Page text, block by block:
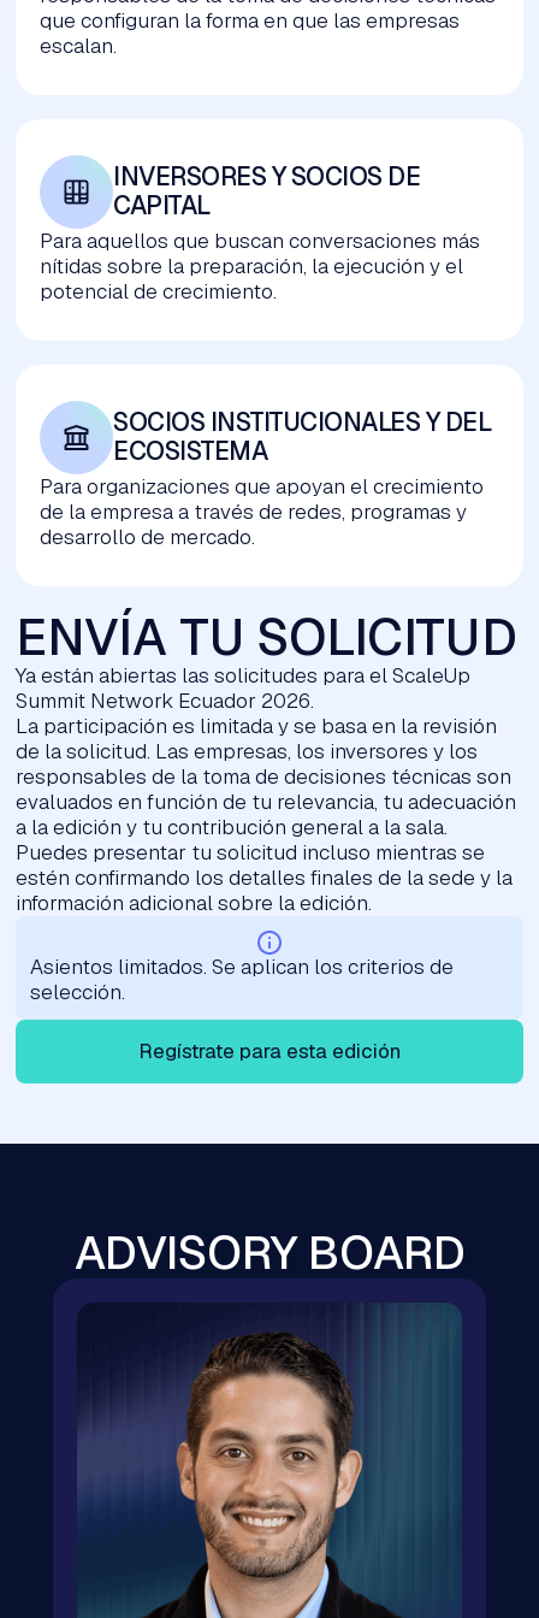
que configuran la forma en que las empresas
escalan.
INVERSORES Y SOCIOS DE
CAPITAL
Para aquellos que buscan conversaciones más
nítidas sobre la preparación, la ejecución y el
potencial de crecimiento.
SOCIOS INSTITUCIONALES Y DEL
ECOSISTEMA
Para organizaciones que apoyan el crecimiento
de la empresa a través de redes, programas y
desarrollo de mercado.
ENVÍA TU SOLICITUD
Ya están abiertas las solicitudes para el ScaleUp
Summit Network Ecuador 2026.
La participación es limitada y se basa en la revisión
de la solicitud. Las empresas, los inversores y los
responsables de la toma de decisiones técnicas son
evaluados en función de tu relevancia, tu adecuación
a la edición y tu contribución general a la sala.
Puedes presentar tu solicitud incluso mientras se
estén confirmando los detalles finales de la sede y la
información adicional sobre la edición.
Asientos limitados. Se aplican los criterios de
selección.
Regístrate para esta edición
ADVISORY BOARD